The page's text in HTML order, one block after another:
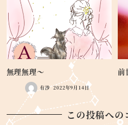
無理無理～
有沙 2022年9月14日
この投稿への